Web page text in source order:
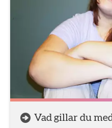
Vad gillar du